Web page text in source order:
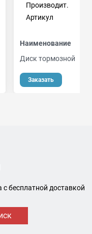
Производит.
Артикул
Наименование
Диск тормозной
Заказать
бесплатной доставкой